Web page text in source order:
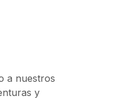
a nuestros
y